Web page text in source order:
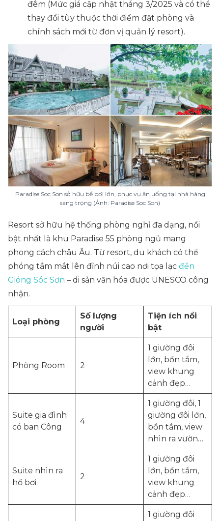
đêm (Mức giá cập nhật tháng 3/2025 và có thể
thay đổi tùy thuộc thời điểm đặt phòng và
chính sách mới từ đơn vị quản lý resort).
Paradise Soc Son sở hữu bể bơi lớn, phục vụ ăn uống tại nhà hàng
sang trọng (Ảnh: Paradise Soc Son)
Resort sở hữu hệ thống phòng nghỉ đa dạng, nổi
bật nhất là khu Paradise 55 phòng ngủ mang
phong cách châu Âu. Từ resort, du khách có thể
phóng tầm mắt lên đỉnh núi cao nơi tọa lạc đền
Gióng Sóc Sơn – di sản văn hóa được UNESCO công
nhận.
Loại phòng
Số lượng
người
Tiện ích nổi
bật
Phòng Room 2
1 giường đôi
lớn, bồn tắm,
view khung
cảnh đẹp…
Suite gia đình
có ban Công
4
1 giường đôi, 1
giường đôi lớn,
bồn tắm, view
nhìn ra vườn…
Suite nhìn ra
hồ bơi
2
1 giường đôi
lớn, bồn tắm,
view khung
cảnh đẹp…
1 giường đôi